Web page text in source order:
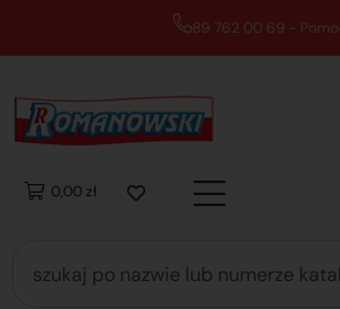
89 762 00 69 - Pomoc
0,00 zł